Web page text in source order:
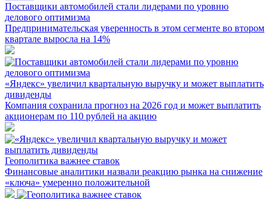
Поставщики автомобилей стали лидерами по уровню
делового оптимизма
Предпринимательская уверенность в этом сегменте во втором
квартале выросла на 14%
«Яндекс» увеличил квартальную выручку и может выплатить
дивиденды
Компания сохранила прогноз на 2026 год и может выплатить
акционерам по 110 рублей на акцию
Геополитика важнее ставок
Финансовые аналитики назвали реакцию рынка на снижение
«ключа» умеренно положительной